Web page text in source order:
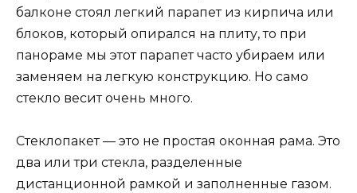
балконе стоял легкий парапет из кирпича или
блоков, который опирался на плиту, то при
панораме мы этот парапет часто убираем или
заменяем на легкую конструкцию. Но само
стекло весит очень много.
Стеклопакет — это не простая оконная рама. Это
два или три стекла, разделенные
дистанционной рамкой и заполненные газом.